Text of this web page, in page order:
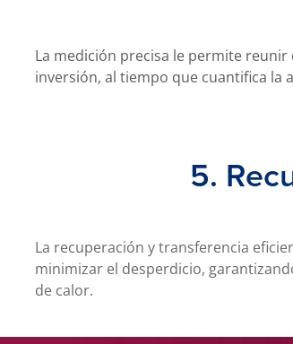
La medición precisa le permite
inversión, al tiempo que cuantifica la
5.
La recuperación y transferencia
minimizar el desperdicio,
de calor.